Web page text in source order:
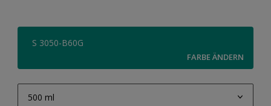
S 3050-B60G
FARBE ÄNDERN
500 ml